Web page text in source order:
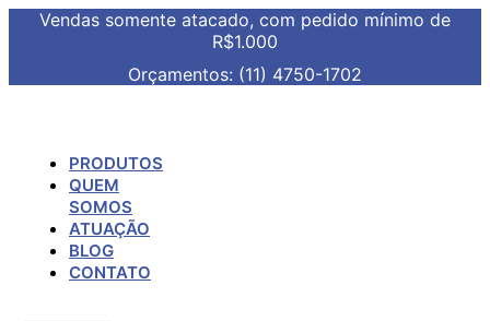
Vendas somente atacado, com pedido mínimo de
R$1.000
Orçamentos: (11) 4750-1702
PRODUTOS
QUEM
SOMOS
ATUAÇÃO
BLOG
CONTATO